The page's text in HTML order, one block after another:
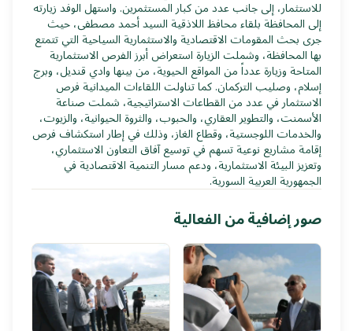
للاستثمار، إلى جانب عدد من كبار المستثمرين. واستهل الوفد زيارته
إلى المحافظة بلقاء محافظ اللاذقية السيد أحمد مصطفى، حيث
جرى بحث المقومات الاقتصادية والاستثمارية السياحية التي تتمتع
بها المحافظة، وشملت الزيارة استعراض أبرز الفرص الاستثمارية
المتاحة وزيارة عدداً من المواقع الحيوية، من بينها وادي قنديل، وبرج
إسلام، وصليب التركمان. كما تناولت اللقاءات الميدانية فرص
الاستثمار في عدد من القطاعات الاستراتيجية، شملت صناعة
الأسمنت، والتطوير العقاري، والحبوب، والثروة الحيوانية، والزيوت،
والخدمات اللوجستية، وقطاع الغاز، وذلك في إطار استكشاف فرص
إقامة مشاريع نوعية تسهم في توسيع آفاق التعاون الاستثماري،
وتعزيز البيئة الاستثمارية، ودعم مسار التنمية الاقتصادية في
الجمهورية العربية السورية.
صور إضافية من الفعالية